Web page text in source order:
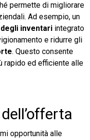
permette di migliorare
Ad esempio, un
inventari integrato
e ridurre gli
. Questo consente
rapido ed efficiente alle
opportunità alle